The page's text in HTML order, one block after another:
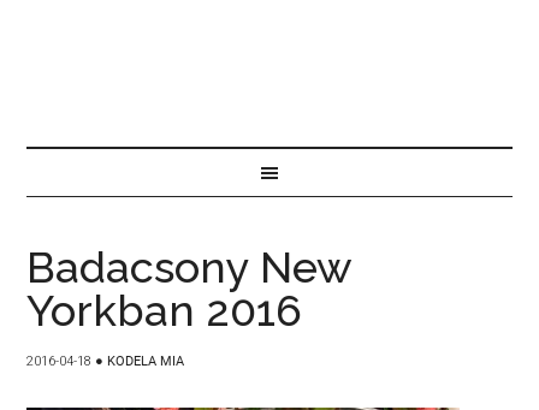
Badacsony New
Yorkban 2016
2016-04-18 ● KODELA MIA